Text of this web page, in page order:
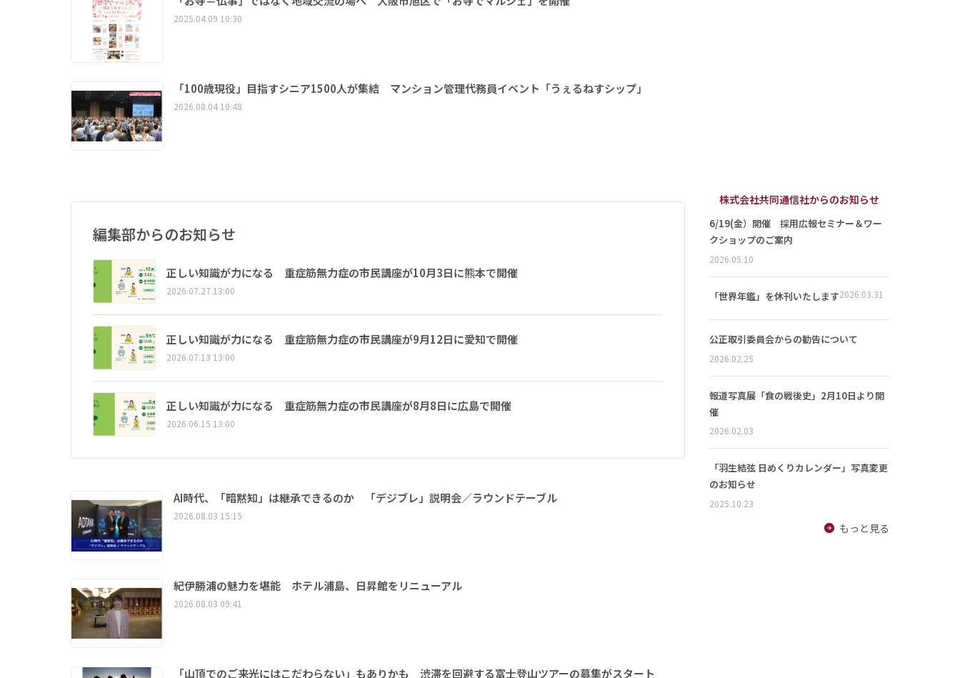
2025.04.09 10:30
「100歳現役」目指すシニア1500人が集結 マンション管理代務員イベント「うぇるねすシップ」
2026.08.04 10:48
編集部からのお知らせ
正しい知識が力になる 重症筋無力症の市民講座が10月3日に熊本で開催
2026.07.27 13:00
正しい知識が力になる 重症筋無力症の市民講座が9月12日に愛知で開催
2026.07.13 13:00
正しい知識が力になる 重症筋無力症の市民講座が8月8日に広島で開催
2026.06.15 13:00
AI時代、「暗黙知」は継承できるのか 「デジブレ」説明会／ラウンドテーブル
2026.08.03 15:15
紀伊勝浦の魅力を堪能 ホテル浦島、日昇館をリニューアル
2026.08.03 09:41
「山頂でのご来光にはこだわらない」もありかも 渋滞を回避する富士登山ツアーの募集がスタート
株式会社共同通信社からのお知らせ
6/19(金）開催 採用広報セミナー＆ワー
クショップのご案内
2026.05.10
「世界年鑑」を休刊いたします2026.03.31
公正取引委員会からの勧告について
2026.02.25
報道写真展「食の戦後史」2月10日より開
催
2026.02.03
「羽生結弦 日めくりカレンダー」写真変更
のお知らせ
2025.10.23
もっと見る